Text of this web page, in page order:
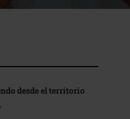
desde el territorio